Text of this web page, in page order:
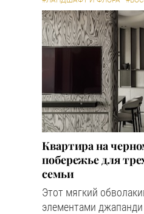
Квартира на
побережье для
семьи
Этот мягкий
элементами